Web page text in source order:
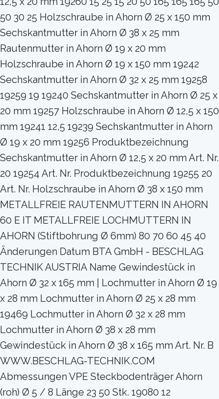
50 30 25 Holzschraube in Ahorn Ø 25 x 150 mm
Sechskantmutter in Ahorn Ø 38 x 25 mm
Rautenmutter in Ahorn Ø 19 x 20 mm
Holzschraube in Ahorn Ø 19 x 150 mm 19242
Sechskantmutter in Ahorn Ø 32 x 25 mm 19258
19259 19 19240 Sechskantmutter in Ahorn Ø 25 x
20 mm 19257 Holzschraube in Ahorn Ø 12,5 x 150
mm 19241 12,5 19239 Sechskantmutter in Ahorn
Ø 19 x 20 mm 19256 Produktbezeichnung
Sechskantmutter in Ahorn Ø 12,5 x 20 mm Art. Nr.
20 19254 Art. Nr. Produktbezeichnung 19255 20
Art. Nr. Holzschraube in Ahorn Ø 38 x 150 mm
METALLFREIE RAUTENMUTTERN IN AHORN
60 E IT METALLFREIE LOCHMUTTERN IN
AHORN (Stiftbohrung Ø 6mm) 80 70 60 45 40
Änderungen Datum BTA GmbH - BESCHLAG
TECHNIK AUSTRIA Name Gewindestück in
Ahorn Ø 32 x 165 mm | Lochmutter in Ahorn Ø 19
x 28 mm Lochmutter in Ahorn Ø 25 x 28 mm
19469 Lochmutter in Ahorn Ø 32 x 28 mm
Lochmutter in Ahorn Ø 38 x 28 mm
Gewindestück in Ahorn Ø 38 x 165 mm Art. Nr. B
WWW.BESCHLAG-TECHNIK.COM
Abmessungen VPE Steckbodenträger Ahorn
(roh) Ø 5 / 8 Länge 23 50 Stk. 19080 12